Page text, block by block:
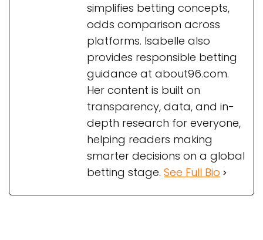
simplifies betting concepts,
odds comparison across
platforms. Isabelle also
provides responsible betting
guidance at about96.com.
Her content is built on
transparency, data, and in-
depth research for everyone,
helping readers making
smarter decisions on a global
betting stage. See Full Bio